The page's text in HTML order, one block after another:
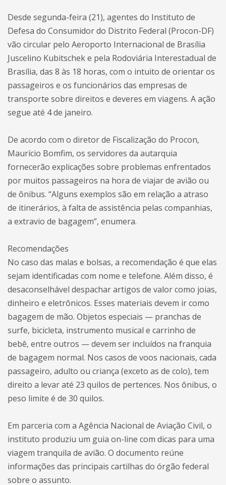
Desde segunda-feira (21), agentes do Instituto de
Defesa do Consumidor do Distrito Federal (Procon-DF)
vão circular pelo Aeroporto Internacional de Brasília
Juscelino Kubitschek e pela Rodoviária Interestadual de
Brasília, das 8 às 18 horas, com o intuito de orientar os
passageiros e os funcionários das empresas de
transporte sobre direitos e deveres em viagens. A ação
segue até 4 de janeiro.
De acordo com o diretor de Fiscalização do Procon,
Maurício Bomfim, os servidores da autarquia
fornecerão explicações sobre problemas enfrentados
por muitos passageiros na hora de viajar de avião ou
de ônibus. “Alguns exemplos são em relação a atraso
de itinerários, à falta de assistência pelas companhias,
a extravio de bagagem”, enumera.
Recomendações
No caso das malas e bolsas, a recomendação é que elas
sejam identificadas com nome e telefone. Além disso, é
desaconselhável despachar artigos de valor como joias,
dinheiro e eletrônicos. Esses materiais devem ir como
bagagem de mão. Objetos especiais — pranchas de
surfe, bicicleta, instrumento musical e carrinho de
bebê, entre outros — devem ser incluídos na franquia
de bagagem normal. Nos casos de voos nacionais, cada
passageiro, adulto ou criança (exceto as de colo), tem
direito a levar até 23 quilos de pertences. Nos ônibus, o
peso limite é de 30 quilos.
Em parceria com a Agência Nacional de Aviação Civil, o
instituto produziu um guia on-line com dicas para uma
viagem tranquila de avião. O documento reúne
informações das principais cartilhas do órgão federal
sobre o assunto.